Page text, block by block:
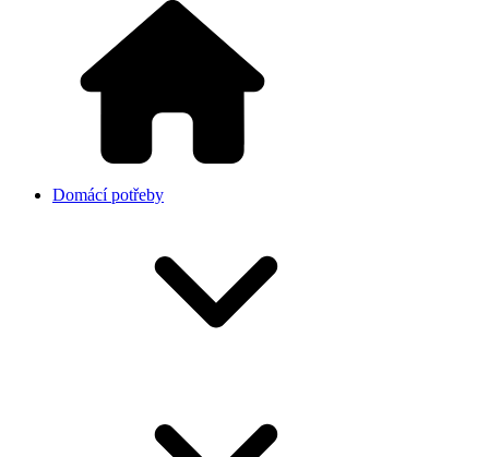
Domácí potřeby